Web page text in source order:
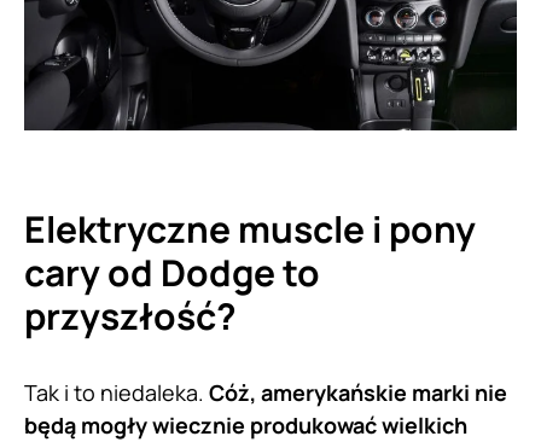
Elektryczne muscle i pony
cary od Dodge to
przyszłość?
Tak i to niedaleka. Cóż, amerykańskie marki nie
będą mogły wiecznie produkować wielkich